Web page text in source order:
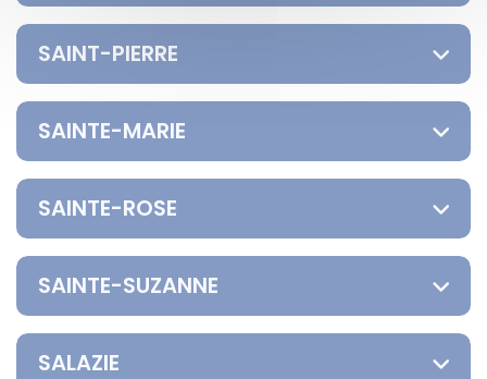
SAINT-PIERRE
SAINTE-MARIE
SAINTE-ROSE
SAINTE-SUZANNE
SALAZIE